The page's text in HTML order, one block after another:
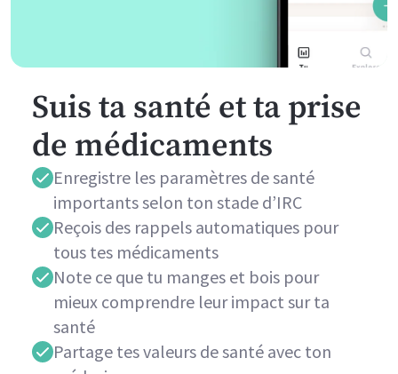
Suis ta santé et ta prise
de médicaments
Enregistre les paramètres de santé
importants selon ton stade d’IRC
Reçois des rappels automatiques pour
tous tes médicaments
Note ce que tu manges et bois pour
mieux comprendre leur impact sur ta
santé
Partage tes valeurs de santé avec ton